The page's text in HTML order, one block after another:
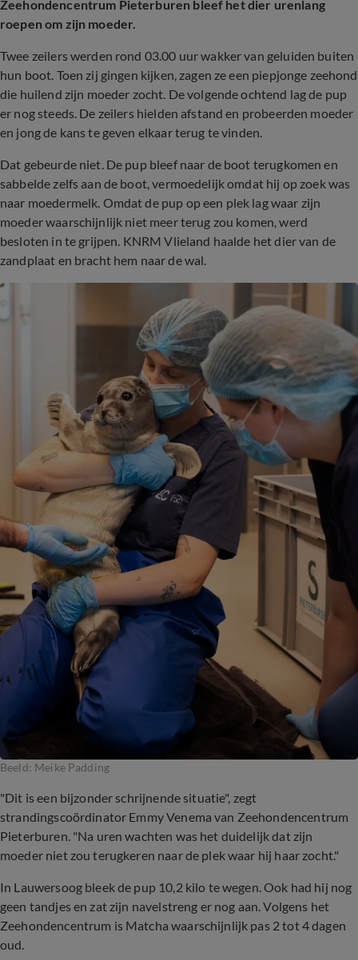
Zeehondencentrum Pieterburen bleef het dier urenlang
roepen om zijn moeder.
Twee zeilers werden rond 03.00 uur wakker van geluiden buiten
hun boot. Toen zij gingen kijken, zagen ze een piepjonge zeehond
die huilend zijn moeder zocht. De volgende ochtend lag de pup
er nog steeds. De zeilers hielden afstand en probeerden moeder
en jong de kans te geven elkaar terug te vinden.
Dat gebeurde niet. De pup bleef naar de boot terugkomen en
sabbelde zelfs aan de boot, vermoedelijk omdat hij op zoek was
naar moedermelk. Omdat de pup op een plek lag waar zijn
moeder waarschijnlijk niet meer terug zou komen, werd
besloten in te grijpen. KNRM Vlieland haalde het dier van de
zandplaat en bracht hem naar de wal.
Beeld: Meike Padding
"Dit is een bijzonder schrijnende situatie", zegt
strandingscoördinator Emmy Venema van Zeehondencentrum
Pieterburen. "Na uren wachten was het duidelijk dat zijn
moeder niet zou terugkeren naar de plek waar hij haar zocht."
In Lauwersoog bleek de pup 10,2 kilo te wegen. Ook had hij nog
geen tandjes en zat zijn navelstreng er nog aan. Volgens het
Zeehondencentrum is Matcha waarschijnlijk pas 2 tot 4 dagen
oud.